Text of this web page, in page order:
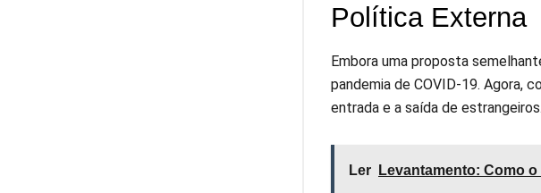
Política Externa
Embora uma proposta
pandemia de COVID-19. Agora,
entrada e a saída de estrangeiros.
Ler Levantamento: Como